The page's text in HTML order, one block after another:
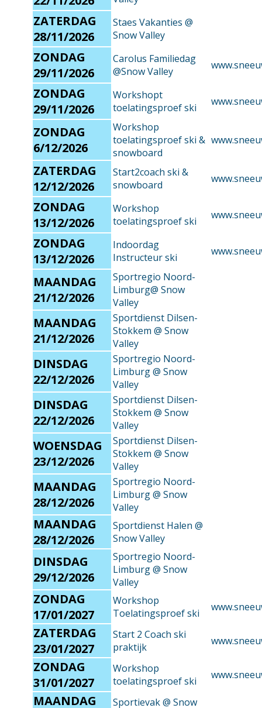
ZATERDAG
28/11/2026
Staes Vakanties @
Snow Valley
ZONDAG
29/11/2026
Carolus Familiedag
@Snow Valley
ZONDAG
29/11/2026
Workshopt
toelatingsproef ski
ZONDAG
6/12/2026
Workshop
toelatingsproef ski &
snowboard
ZATERDAG
12/12/2026
Start2coach ski &
snowboard
ZONDAG
13/12/2026
Workshop
toelatingsproef ski
ZONDAG
13/12/2026
Indoordag
Instructeur ski
MAANDAG
21/12/2026
Sportregio Noord-
Limburg@ Snow
Valley
MAANDAG
21/12/2026
Sportdienst Dilsen-
Stokkem @ Snow
Valley
DINSDAG
22/12/2026
Sportregio Noord-
Limburg @ Snow
Valley
DINSDAG
22/12/2026
Sportdienst Dilsen-
Stokkem @ Snow
Valley
WOENSDAG
23/12/2026
Sportdienst Dilsen-
Stokkem @ Snow
Valley
MAANDAG
28/12/2026
Sportregio Noord-
Limburg @ Snow
Valley
MAANDAG
28/12/2026
Sportdienst Halen @
Snow Valley
DINSDAG
29/12/2026
Sportregio Noord-
Limburg @ Snow
Valley
ZONDAG
17/01/2027
Workshop
Toelatingsproef ski
ZATERDAG
23/01/2027
Start 2 Coach ski
praktijk
ZONDAG
31/01/2027
Workshop
toelatingsproef ski
MAANDAG Sportievak @ Snow